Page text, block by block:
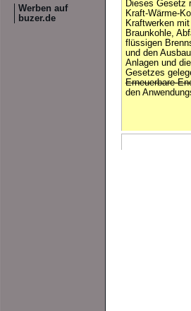
Werben auf
buzer.de
Dieses Gesetz
Kraft-Wärme-
Kraftwerken
Braunkohle,
flüssigen
und den
Anlagen und
Gesetzes
Erneuerbare-
den